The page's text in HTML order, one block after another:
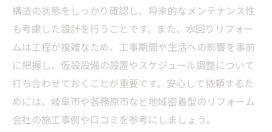
構造の状態をしっかり確認し、将来的なメンテナンス性
も考慮した設計を行うことです。また、水回りリフォー
ムは工程が複雑なため、工事期間や生活への影響を事前
に把握し、仮設設備の設置やスケジュール調整について
打ち合わせておくことが重要です。安心して依頼するた
めには、岐阜市や各務原市など地域密着型のリフォーム
会社の施工事例や口コミを参考にしましょう。